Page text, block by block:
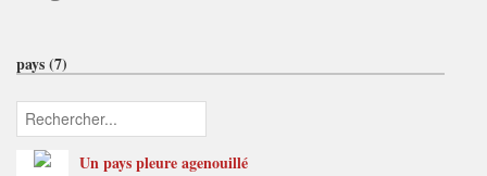
pays (7)
Un pays pleure agenouillé